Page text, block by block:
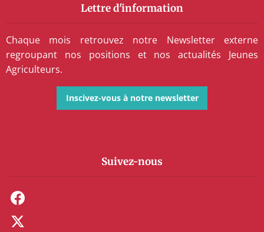
Lettre d'information
Chaque mois retrouvez notre Newsletter externe
regroupant nos positions et nos actualités Jeunes
Agriculteurs.
Inscivez-vous à notre newsletter
Suivez-nous